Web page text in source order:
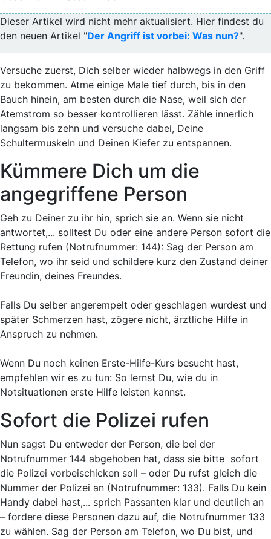
Dieser Artikel wird nicht mehr aktualisiert. Hier findest du
den neuen Artikel "Der Angriff ist vorbei: Was nun?".
Versuche zuerst, Dich selber wieder halbwegs in den Griff
zu bekommen. Atme einige Male tief durch, bis in den
Bauch hinein, am besten durch die Nase, weil sich der
Atemstrom so besser kontrollieren lässt. Zähle innerlich
langsam bis zehn und versuche dabei, Deine
Schultermuskeln und Deinen Kiefer zu entspannen.
Kümmere Dich um die
angegriffene Person
Geh zu Deiner zu ihr hin, sprich sie an. Wenn sie nicht
antwortet,... solltest Du oder eine andere Person sofort die
Rettung rufen (Notrufnummer: 144): Sag der Person am
Telefon, wo ihr seid und schildere kurz den Zustand deiner
Freundin, deines Freundes.
Falls Du selber angerempelt oder geschlagen wurdest und
später Schmerzen hast, zögere nicht, ärztliche Hilfe in
Anspruch zu nehmen.
Wenn Du noch keinen Erste-Hilfe-Kurs besucht hast,
empfehlen wir es zu tun: So lernst Du, wie du in
Notsituationen erste Hilfe leisten kannst.
Sofort die Polizei rufen
Nun sagst Du entweder der Person, die bei der
Notrufnummer 144 abgehoben hat, dass sie bitte sofort
die Polizei vorbeischicken soll – oder Du rufst gleich die
Nummer der Polizei an (Notrufnummer: 133). Falls Du kein
Handy dabei hast,... sprich Passanten klar und deutlich an
– fordere diese Personen dazu auf, die Notrufnummer 133
zu wählen. Sag der Person am Telefon, wo Du bist, und